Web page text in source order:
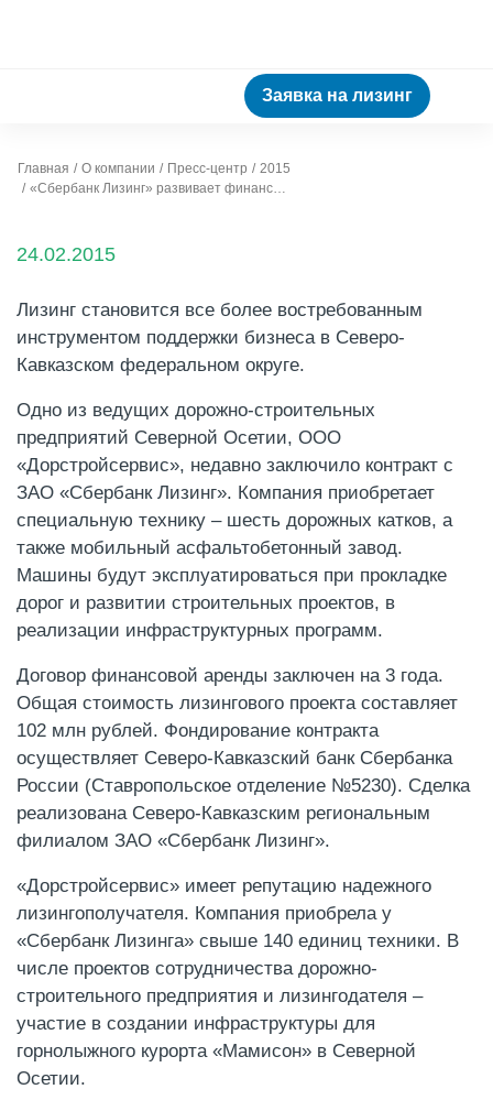
Заявка на лизинг
Главная О компании Пресс-центр
2015
«Сбербанк Лизинг» развивает финансирование предприятий на Северном Кавказе
24.02.2015
Лизинг становится все более востребованным
инструментом поддержки бизнеса в Северо-
Кавказском федеральном округе.
Одно из ведущих дорожно-строительных
предприятий Северной Осетии, ООО
«Дорстройсервис», недавно заключило контракт с
ЗАО «Сбербанк Лизинг». Компания приобретает
специальную технику – шесть дорожных катков, а
также мобильный асфальтобетонный завод.
Машины будут эксплуатироваться при прокладке
дорог и развитии строительных проектов, в
реализации инфраструктурных программ.
Договор финансовой аренды заключен на 3 года.
Общая стоимость лизингового проекта составляет
102 млн рублей. Фондирование контракта
осуществляет Северо-Кавказский банк Сбербанка
России (Ставропольское отделение №5230). Сделка
реализована Северо-Кавказским региональным
филиалом ЗАО «Сбербанк Лизинг».
«Дорстройсервис» имеет репутацию надежного
лизингополучателя. Компания приобрела у
«Сбербанк Лизинга» свыше 140 единиц техники. В
числе проектов сотрудничества дорожно-
строительного предприятия и лизингодателя –
участие в создании инфраструктуры для
горнолыжного курорта «Мамисон» в Северной
Осетии.